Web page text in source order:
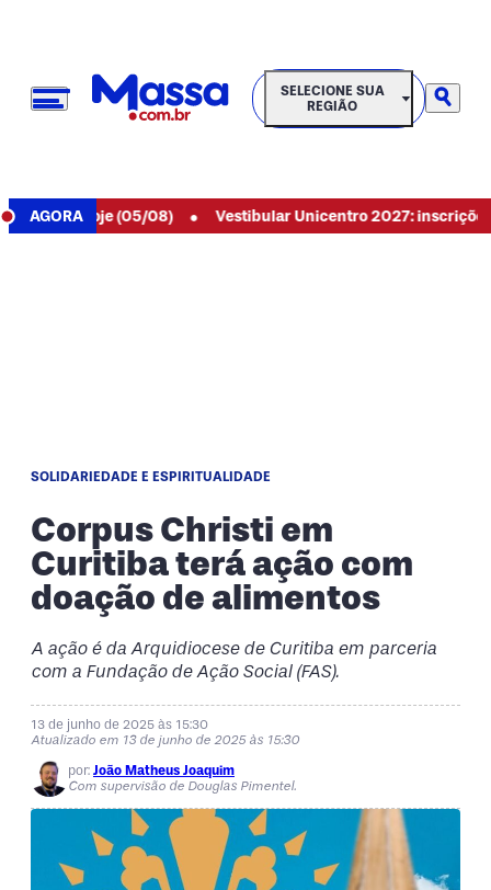
SELECIONE SUA REGIÃO
SELECIONE SUA
REGIÃO
AGORA
de hoje (05/08) • Vestibular Unicentro 2027: inscrições
SOLIDARIEDADE E ESPIRITUALIDADE
Corpus Christi em
Curitiba terá ação com
doação de alimentos
A ação é da Arquidiocese de Curitiba em parceria
com a Fundação de Ação Social (FAS).
13 de junho de 2025 às 15:30
Atualizado em 13 de junho de 2025 às 15:30
por: João Matheus Joaquim
Com supervisão de Douglas Pimentel.